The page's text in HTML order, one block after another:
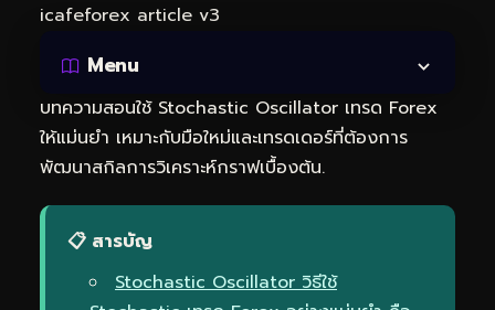
icafeforex article v3
Menu
บทความสอนใช้ Stochastic Oscillator เทรด Forex
ให้แม่นยำ เหมาะกับมือใหม่และเทรดเดอร์ที่ต้องการ
พัฒนาสกิลการวิเคราะห์กราฟเบื้องต้น.
📋 สารบัญ
Stochastic Oscillator วิธีใช้